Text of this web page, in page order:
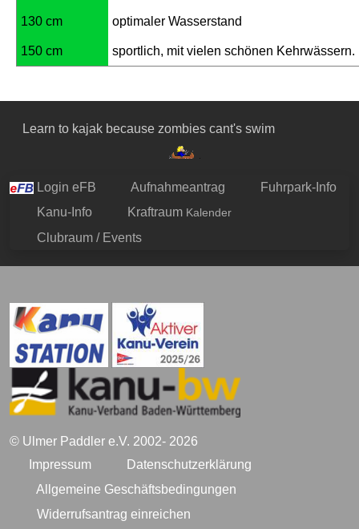
130 cm optimaler Wasserstand
150 cm sportlich, mit vielen schönen Kehrwässern.
Learn to kajak because zombies cant's swim
Login eFB Aufnahmeantrag
Fuhrpark-Info
Kanu-Info
Kraftraum Kalender
Clubraum / Events
© Ulmer Paddler e.V. 2002- 2026
Impressum
Datenschutzerklärung
Allgemeine Geschäftsbedingungen
Widerrufsantrag einreichen